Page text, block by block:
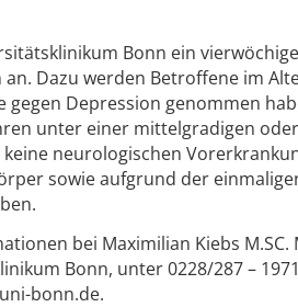
Bonn ein
Dazu werden Betroffene im
Depression genommen
unter einer mittelgradigen
neurologischen
sowie aufgrund der
bei Maximilian Kiebs M.SC.
Bonn, unter 0228/287 –
bonn.de.